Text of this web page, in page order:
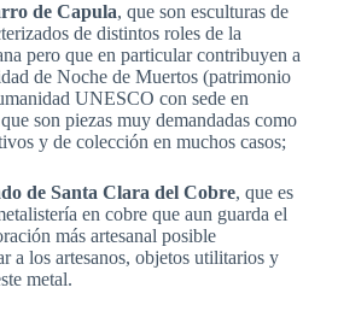
de Capula, que son esculturas de
de distintos roles de la
pero que en particular contribuyen a
de Noche de Muertos (patrimonio
UNESCO con sede en
son piezas muy demandadas como
y de colección en muchos casos;
de Santa Clara del Cobre, que es
en cobre que aun guarda el
más artesanal posible
a los artesanos, objetos utilitarios y
metal.